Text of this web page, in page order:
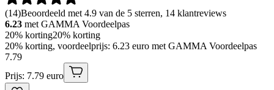
(14)Beoordeeld met 4.9 van de 5 sterren, 14 klantreviews
6.23 met GAMMA Voordeelpas
20% korting20% korting
20% korting, voordeelprijs: 6.23 euro met GAMMA Voordeelpas
7.79
Prijs: 7.79 euro